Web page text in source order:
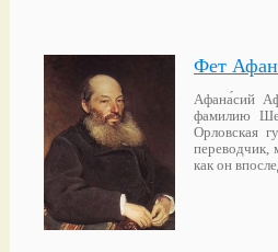
Фет
Афана́сий
фамилию
Орловская
переводчик,
как он